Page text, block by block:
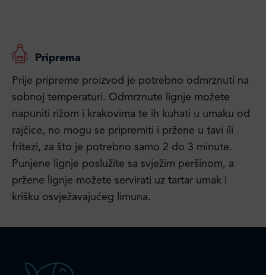
Priprema
Prije pripreme proizvod je potrebno odmrznuti na
sobnoj temperaturi. Odmrznute lignje možete
napuniti rižom i krakovima te ih kuhati u umaku od
rajčice, no mogu se pripremiti i pržene u tavi ili
fritezi, za što je potrebno samo 2 do 3 minute.
Punjene lignje poslužite sa svježim peršinom, a
pržene lignje možete servirati uz tartar umak i
krišku osvježavajućeg limuna.